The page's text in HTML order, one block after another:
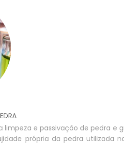
limpeza e passivação de pedra
própria da pedra utilizada